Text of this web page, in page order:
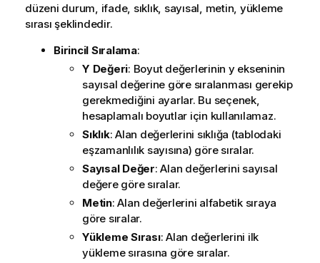
düzeni durum, ifade, sıklık, sayısal, metin, yükleme
sırası şeklindedir.
Birincil Sıralama:
Y Değeri: Boyut değerlerinin y ekseninin
sayısal değerine göre sıralanması gerekip
gerekmediğini ayarlar. Bu seçenek,
hesaplamalı boyutlar için kullanılamaz.
Sıklık: Alan değerlerini sıklığa (tablodaki
eşzamanlılık sayısına) göre sıralar.
Sayısal Değer: Alan değerlerini sayısal
değere göre sıralar.
Metin: Alan değerlerini alfabetik sıraya
göre sıralar.
Yükleme Sırası: Alan değerlerini ilk
yükleme sırasına göre sıralar.